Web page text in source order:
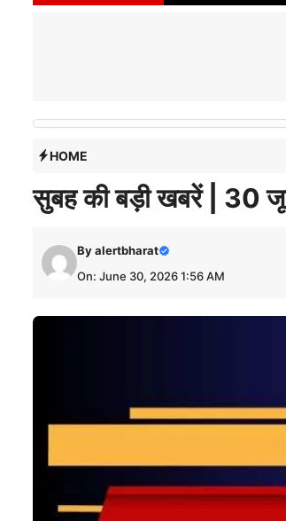
HOME
सुबह की बड़ी खबरें | 30
Byalertbharat
On: June 30, 2026 1:56 AM